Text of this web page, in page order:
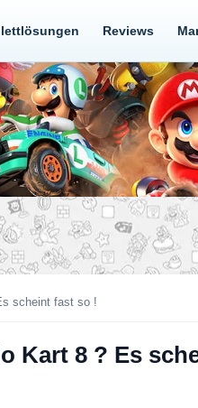
Reviews
scheint fast so !
Kart 8 ? Es